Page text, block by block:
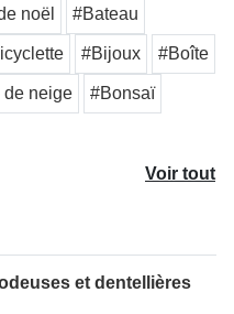
noël #Bateau
#Bijoux #Boîte
de neige #Bonsaï
Voir tout
et dentellières